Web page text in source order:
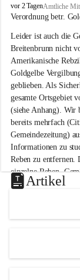
B
r
i
t
e
n
b
r
u
n
n
a
m
N
e
u
s
d
S
vor 2 TagenAmtliche
Verordnung betr.
Leider ist auch die
Breitenbrunn nicht
Amerikanische
Goldgelbe
geblieben. Als
gesamte Ortsgebiet
(siehe Anhang). Wir
bereits mehrfach
Gemeindezeitung)
Informationen zu
Reben zu
einzelne Reben.
Weinbaugesetz sind
unzulässige
helfen wir
vor den
und den daraus
Artikel